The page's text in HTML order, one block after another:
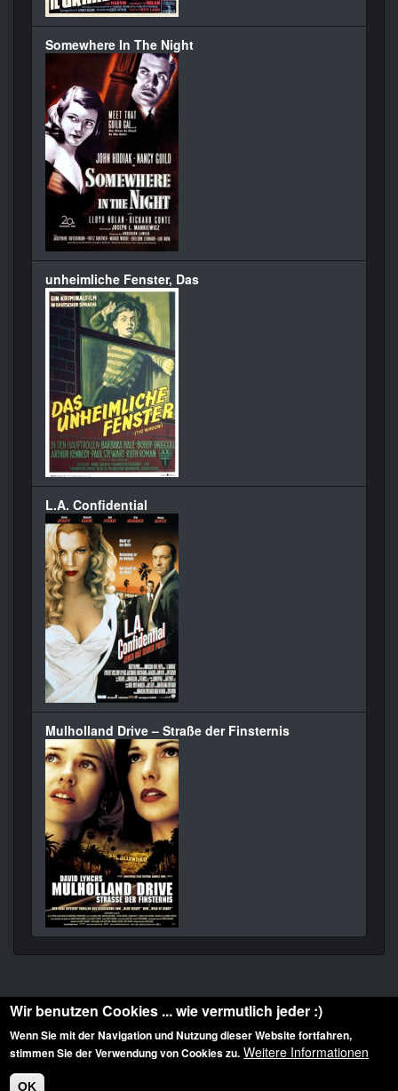
Somewhere In The Night
unheimliche Fenster, Das
L.A. Confidential
Mulholland Drive – Straße der Finsternis
Diese Website ist urheberrechtlich geschützt: © 2010-2026 der Film Noir de. Alle
Rechte vorbehalten.
Wir benutzen Cookies ... wie vermutlich jeder :)
Wenn Sie mit der Navigation und Nutzung dieser Website fortfahren,
stimmen Sie der Verwendung von Cookies zu. Weitere Informationen
OK